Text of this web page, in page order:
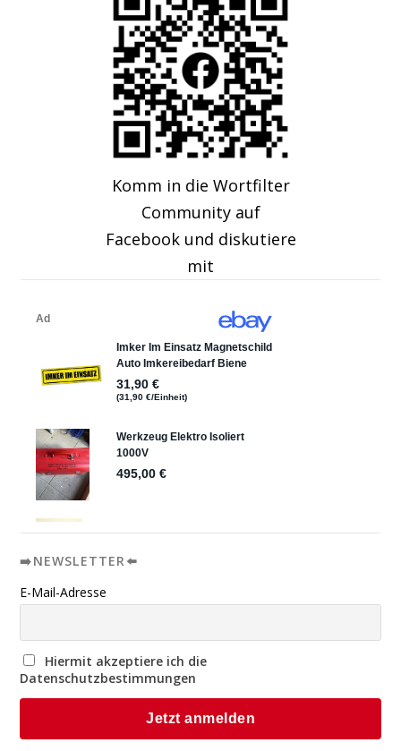
Komm in die Wortfilter
Community auf
Facebook und diskutiere
mit
➡️NEWSLETTER⬅️
E-Mail-Adresse
Hiermit akzeptiere ich die
Datenschutzbestimmungen